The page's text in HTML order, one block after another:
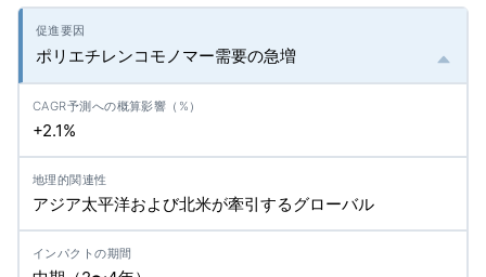
ポリエチレンコモノマー需要の急増
+2.1%
アジア太平洋および北米が牽引するグローバル